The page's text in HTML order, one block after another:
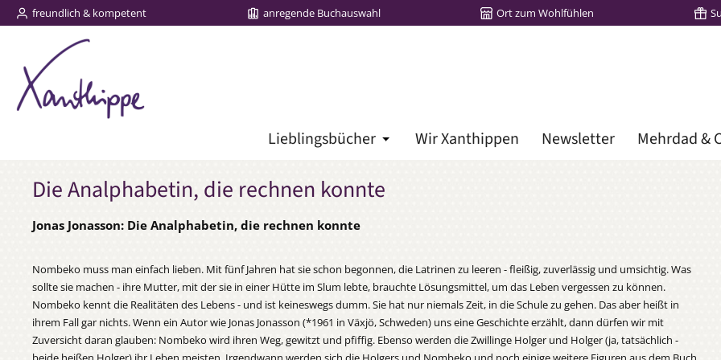
Hauptinhalt springen
Zur Suche springen
Zur Hauptnavigation springen
freundlich & kompetent anregende Buchauswahl Ort zum Wohlfühlen
Lieblingsbücher Öffne oder Schließe das Dropdown der Kategorie
Wir Xanthippen Newsletter Mehrdad &
Die Analphabetin, die rechnen konnte
Jonas Jonasson: Die Analphabetin, die rechnen konnte
Nombeko muss man einfach lieben. Mit fünf Jahren hat sie schon begonnen, die Latrinen zu leeren - fleißig, zuverlässig und umsichtig. Was
sollte sie machen - ihre Mutter, mit der sie in einer Hütte im Slum lebte, brauchte Lösungsmittel, um das Leben vergessen zu können.
Nombeko kennt die Realitäten des Lebens - und ist keineswegs dumm. Sie hat nur niemals Zeit, in die Schule zu gehen. Das aber heißt in
ihrem Fall gar nichts. Wenn ein Autor wie Jonas Jonasson (*1961 in Växjö, Schweden) uns eine Geschichte erzählt, dann dürfen wir mit
Zuversicht daran glauben: Nombeko wird ihren Weg, gewitzt und pfiffig. Ebenso werden die Zwillinge Holger und Holger (ja, tatsächlich -